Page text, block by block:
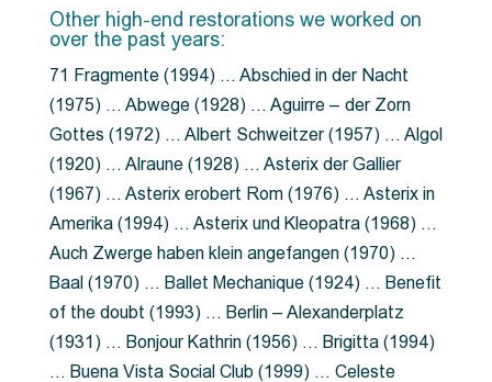
Other high-end restorations we worked on
over the past years:
71 Fragmente (1994) … Abschied in der Nacht
(1975) … Abwege (1928) … Aguirre – der Zorn
Gottes (1972) … Albert Schweitzer (1957) … Algol
(1920) … Alraune (1928) … Asterix der Gallier
(1967) … Asterix erobert Rom (1976) … Asterix in
Amerika (1994) … Asterix und Kleopatra (1968) …
Auch Zwerge haben klein angefangen (1970) …
Baal (1970) … Ballet Mechanique (1924) … Benefit
of the doubt (1993) … Berlin – Alexanderplatz
(1931) … Bonjour Kathrin (1956) … Brigitta (1994)
… Buena Vista Social Club (1999) … Celeste